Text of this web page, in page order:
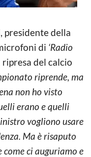
, presidente della
di ‘Radio
del calcio
riprende, ma
non ho visto
erano e quelli
vogliono usare
Ma è risaputo
come ci auguriamo e